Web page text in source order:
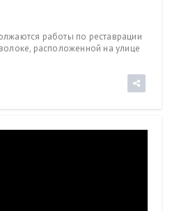
работы по реставрации
расположенной на улице